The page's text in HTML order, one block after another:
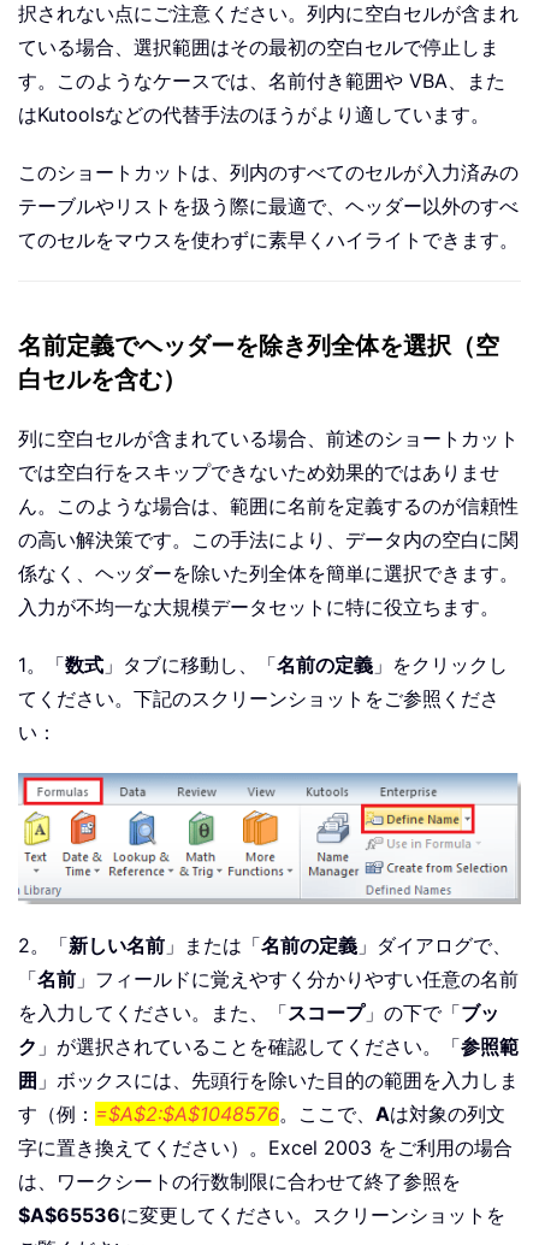
択されない点にご注意ください。列内に空白セルが含まれ
ている場合、選択範囲はその最初の空白セルで停止しま
す。このようなケースでは、名前付き範囲や VBA、また
はKutoolsなどの代替手法のほうがより適しています。
このショートカットは、列内のすべてのセルが入力済みの
テーブルやリストを扱う際に最適で、ヘッダー以外のすべ
てのセルをマウスを使わずに素早くハイライトできます。
名前定義でヘッダーを除き列全体を選択（空
白セルを含む）
列に空白セルが含まれている場合、前述のショートカット
では空白行をスキップできないため効果的ではありませ
ん。このような場合は、範囲に名前を定義するのが信頼性
の高い解決策です。この手法により、データ内の空白に関
係なく、ヘッダーを除いた列全体を簡単に選択できます。
入力が不均一な大規模データセットに特に役立ちます。
1。「数式 」タブに移動し、「名前の定義 」をクリックし
てください。下記のスクリーンショットをご参照くださ
い：
2。「新しい名前 」または「名前の定義 」ダイアログで、
「名前 」フィールドに覚えやすく分かりやすい任意の名前
を入力してください。また、「スコープ」の下で「ブッ
ク 」が選択されていることを確認してください。「参照範
囲 」ボックスには、先頭行を除いた目的の範囲を入力しま
す（例： =$A$2:$A$1048576。ここで、 Aは対象の列文
字に置き換えてください）。Excel 2003 をご利用の場合
は、ワークシートの行数制限に合わせて終了参照を
$A$65536に変更してください。スクリーンショットを